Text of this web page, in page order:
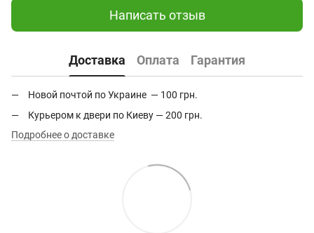
Написать отзыв
Доставка Оплата Гарантия
Новой почтой по Украине — 100 грн.
Курьером к двери по Киеву — 200 грн.
Подробнее о доставке